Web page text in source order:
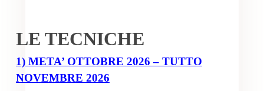
LE TECNICHE
1) META’ OTTOBRE 2026 – TUTTO
NOVEMBRE 2026